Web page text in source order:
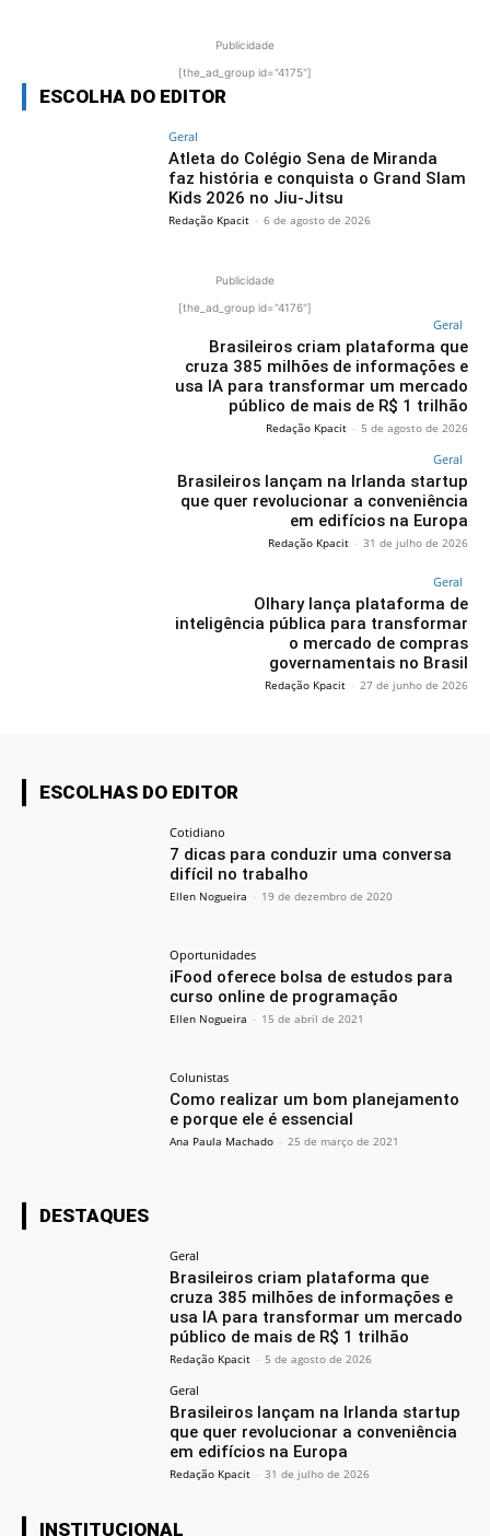
Publicidade
[the_ad_group id="4175"]
ESCOLHA DO EDITOR
Geral
Atleta do Colégio Sena de Miranda
faz história e conquista o Grand Slam
Kids 2026 no Jiu-Jitsu
Redação Kpacit - 6 de agosto de 2026
Publicidade
[the_ad_group id="4176"]
Geral
Brasileiros criam plataforma que
cruza 385 milhões de informações e
usa IA para transformar um mercado
público de mais de R$ 1 trilhão
Redação Kpacit - 5 de agosto de 2026
Geral
Brasileiros lançam na Irlanda startup
que quer revolucionar a conveniência
em edifícios na Europa
Redação Kpacit - 31 de julho de 2026
Geral
Olhary lança plataforma de
inteligência pública para transformar
o mercado de compras
governamentais no Brasil
Redação Kpacit - 27 de junho de 2026
ESCOLHAS DO EDITOR
Cotidiano
7 dicas para conduzir uma conversa
difícil no trabalho
Ellen Nogueira - 19 de dezembro de 2020
Oportunidades
iFood oferece bolsa de estudos para
curso online de programação
Ellen Nogueira - 15 de abril de 2021
Colunistas
Como realizar um bom planejamento
e porque ele é essencial
Ana Paula Machado - 25 de março de 2021
DESTAQUES
Geral
Brasileiros criam plataforma que
cruza 385 milhões de informações e
usa IA para transformar um mercado
público de mais de R$ 1 trilhão
Redação Kpacit - 5 de agosto de 2026
Geral
Brasileiros lançam na Irlanda startup
que quer revolucionar a conveniência
em edifícios na Europa
Redação Kpacit - 31 de julho de 2026
INSTITUCIONAL